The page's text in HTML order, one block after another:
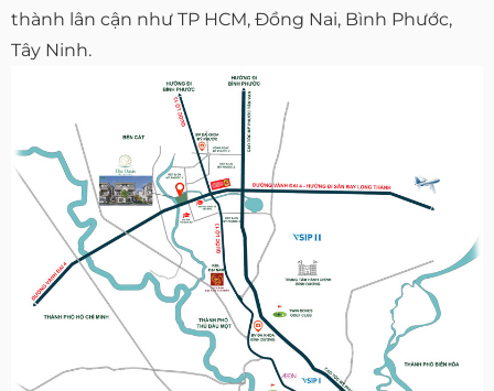
thành lân cận như TP HCM, Đồng Nai, Bình Phước,
Tây Ninh.